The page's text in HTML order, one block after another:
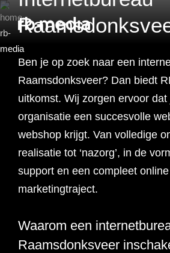
Website ontwikkeling
Website ontwikkeling
Website laten maken
Werken bij website
Webdesign bureau
Webshop ontwikkeling
Shopify webshop
ontwikkeling
Webshop laten maken
Recruitment websites
Carerix website
Vastgoed websites
Branding & Strategie
Branding
Merkverhaal
Doelgroep analyse
Strategie
Online marketing
strategie
Online marketing
Online marketing
Online marketing
bureau
SEO
Data & inzicht
Website inzicht
Over ons
Ben je op zoek naar een
Raamsdonksveer? Dan biedt
uitkomst. Wij zorgen ervoor
organisatie een succesvolle
webshop krijgt. Van volledige
realisatie tot ‘nazorg’, in de
support en een compleet online
marketingtraject.
Waarom een
Raamsdonksveer